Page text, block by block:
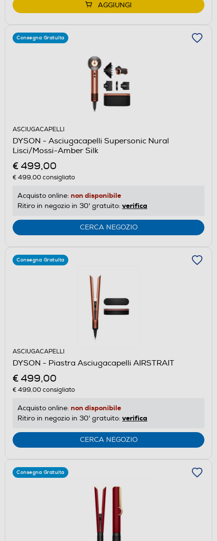
AGGIUNGI
Consegna Gratuita
ASCIUGACAPELLI
DYSON - Asciugacapelli Supersonic Nural
Lisci/Mossi-Amber Silk
€ 499,00
€ 499,00consigliato
Acquisto online: non disponibile
Ritiro in negozio in 30' gratuito: verifica
CERCA NEGOZIO
Consegna Gratuita
ASCIUGACAPELLI
DYSON - Piastra Asciugacapelli AIRSTRAIT
€ 499,00
€ 499,00consigliato
Acquisto online: non disponibile
Ritiro in negozio in 30' gratuito: verifica
CERCA NEGOZIO
Consegna Gratuita